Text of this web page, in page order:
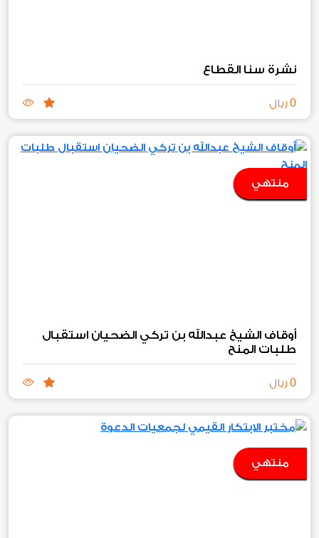
نشرة سنا القطاع
0 ريال
منتهي
أوقاف الشيخ عبدالله بن تركي الضحيان استقبال
طلبات المنح‏
0 ريال
منتهي